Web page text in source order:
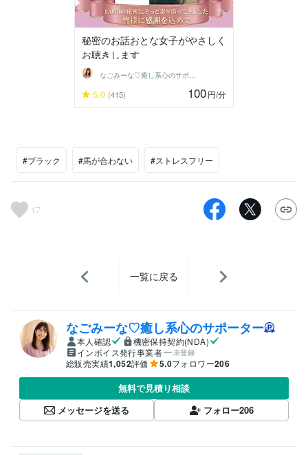
秘密のお話おとな女子がやさしく
お聴きします
なごみーな♡癒し系心のサポーター
5.0 (415) 100円/分
#ブラック #馬が合わない #ストレスフリー
17
一覧に戻る
なごみーな♡癒し系心のサポーター
本人確認
機密保持契約(NDA)
インボイス発行事業者
未登録
総販売実績1,052評価 5.0フォロワー206
無料で見積り相談
メッセージを送る
フォロー206